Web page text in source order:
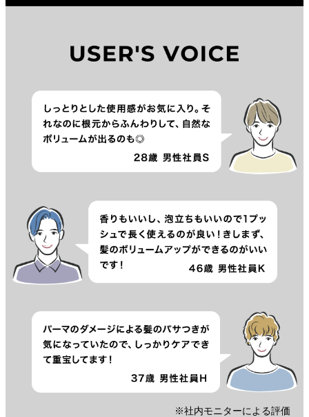
※社内モニターによる評価